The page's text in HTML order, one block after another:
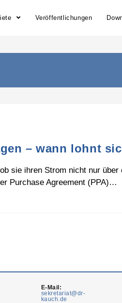
Veröffentlichungen
– wann lohnt
sie ihren Strom nicht nur
Purchase Agreement (PPA)…
E-Mail:
sekretariat@dr-
kauch.de